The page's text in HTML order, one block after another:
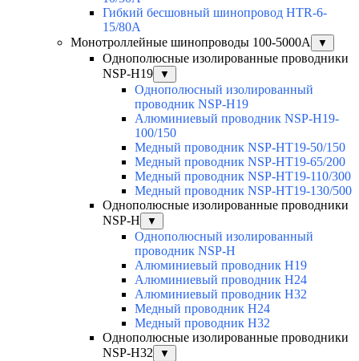
Гибкий бесшовный шинопровод HTR-6-
15/80A
Монотроллейные шинопроводы 100-5000А
▼
Однополюсные изолированные проводники
NSP-H19
▼
Однополюсный изолированный
проводник NSP-H19
Алюминиевый проводник NSP-H19-
100/150
Медный проводник NSP-HT19-50/150
Медный проводник NSP-HT19-65/200
Медный проводник NSP-HT19-110/300
Медный проводник NSP-HT19-130/500
Однополюсные изолированные проводники
NSP-H
▼
Однополюсный изолированный
проводник NSP-H
Алюминиевый проводник H19
Алюминиевый проводник H24
Алюминиевый проводник H32
Медный проводник H24
Медный проводник H32
Однополюсные изолированные проводники
NSP-H32
▼